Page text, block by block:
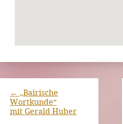
← „Bairische
Wortkunde“
mit Gerald Huber